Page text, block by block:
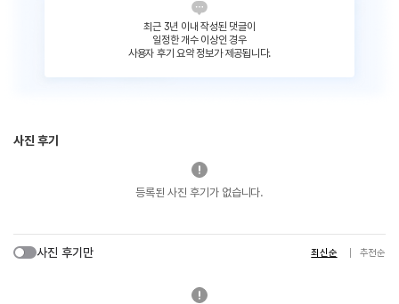
최근 3년 이내 작성된 댓글이
일정한 개수 이상인 경우
사용자 후기 요약 정보가 제공됩니다.
사진 후기
등록된 사진 후기가 없습니다.
사진 후기만 최신순 추천순